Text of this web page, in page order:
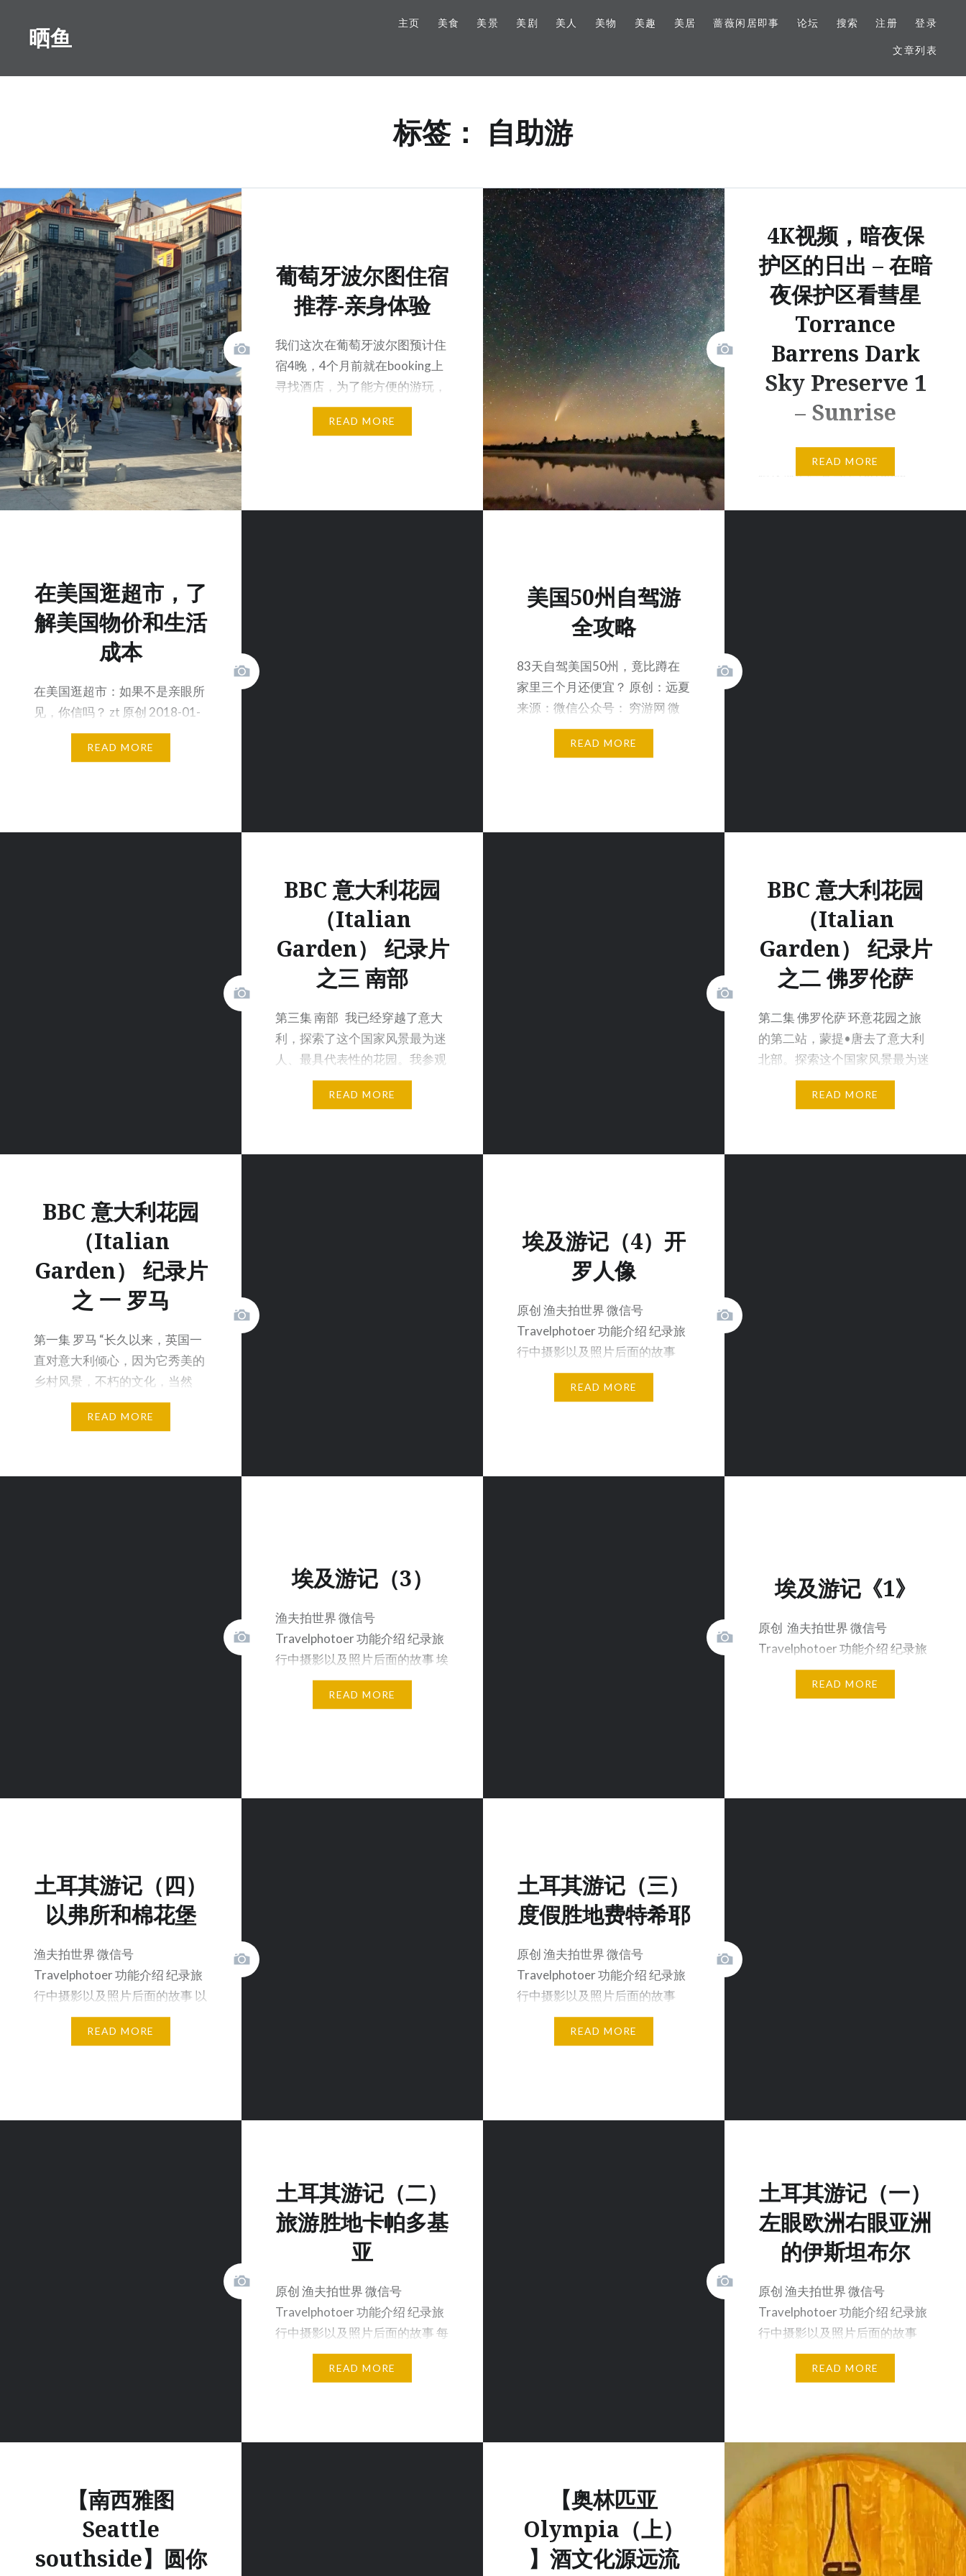
content晒鱼
主页 美食 美景 美剧 美人 美物 美趣 美居 蔷薇闲居即事 论坛 搜索 注册 登录
文章列表
标签： 自助游
葡萄牙波尔图住宿
推荐-亲身体验
我们这次在葡萄牙波尔图预计住
宿4晚，4个月前就在booking上
寻找酒店，为了能方便的游玩，
我们选择了老城区一…
READ MORE
4K视频，暗夜保
护区的日出 – 在暗
夜保护区看彗星
Torrance
Barrens Dark
Sky Preserve 1
– Sunrise
4K视频，暗夜保护区的日出 – 在
暗夜保护区看彗星Torrance
READ MORE
在美国逛超市，了
解美国物价和生活
成本
在美国逛超市：如果不是亲眼所
见，你信吗？ zt 原创 2018-01-
02 魏雅华， 一个鸡蛋9分…
READ MORE
美国50州自驾游
全攻略
83天自驾美国50州，竟比蹲在
家里三个月还便宜？ 原创：远夏
来源：微信公众号： 穷游网 微
信号 qyer20…
READ MORE
BBC 意大利花园
（Italian
Garden） 纪录片
之三 南部
第三集 南部 我已经穿越了意大
利，探索了这个国家风景最为迷
人、最具代表性的花园。我参观
过红衣主教…
READ MORE
BBC 意大利花园
（Italian
Garden） 纪录片
之二 佛罗伦萨
第二集 佛罗伦萨 环意花园之旅
的第二站，蒙提•唐去了意大利
北部。探索这个国家风景最为迷
人的花园以及伴随其落成的…
READ MORE
BBC 意大利花园
（Italian
Garden） 纪录片
之 一 罗马
第一集 罗马 “长久以来，英国一
直对意大利倾心，因为它秀美的
乡村风景，不朽的文化，当然
READ MORE
埃及游记（4）开
罗人像
原创 渔夫拍世界 微信号
Travelphotoer 功能介绍 纪录旅
行中摄影以及照片后面的故事
READ MORE
埃及游记（3）
渔夫拍世界 微信号
Travelphotoer 功能介绍 纪录旅
行中摄影以及照片后面的故事 埃
及的旅游主要是三…
READ MORE
埃及游记《1》
原创 渔夫拍世界 微信号
Travelphotoer 功能介绍 纪录旅
行中摄影以及照片后面的故事 …
READ MORE
土耳其游记（四）
以弗所和棉花堡
渔夫拍世界 微信号
Travelphotoer 功能介绍 纪录旅
行中摄影以及照片后面的故事 以
弗所这个名字最早…
READ MORE
土耳其游记（三）
度假胜地费特希耶
原创 渔夫拍世界 微信号
Travelphotoer 功能介绍 纪录旅
行中摄影以及照片后面的故事
READ MORE
土耳其游记（二）
旅游胜地卡帕多基
亚
原创 渔夫拍世界 微信号
Travelphotoer 功能介绍 纪录旅
行中摄影以及照片后面的故事 每
年网上会忽…
READ MORE
土耳其游记（一）
左眼欧洲右眼亚洲
的伊斯坦布尔
原创 渔夫拍世界 微信号
Travelphotoer 功能介绍 纪录旅
行中摄影以及照片后面的故事
READ MORE
【南西雅图
Seattle
southside】圆你
【奥林匹亚
Olympia（上）
】酒文化源远流